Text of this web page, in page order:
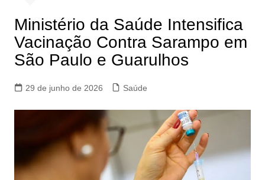
Ministério da Saúde Intensifica
Vacinação Contra Sarampo em
São Paulo e Guarulhos
29 de junho de 2026 Saúde